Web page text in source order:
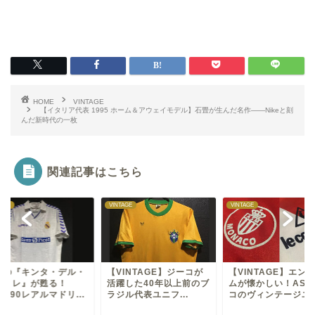
HOME
VINTAGE
【イタリア代表 1995 ホーム＆アウェイモデル】石畳が生んだ名作——Nikeと刻
んだ新時代の一枚
関連記事はこちら
の『キンタ・デル・
トレ』が甦る！
90レアルマドリ...
VINTAGE
【VINTAGE】ジーコが
活躍した40年以上前のブ
ラジル代表ユニフ...
VINTAGE
【VINTAGE】エン
ムが懐かしい！AS
コのヴィンテージユ